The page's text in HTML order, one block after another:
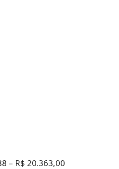
– R$ 20.363,00